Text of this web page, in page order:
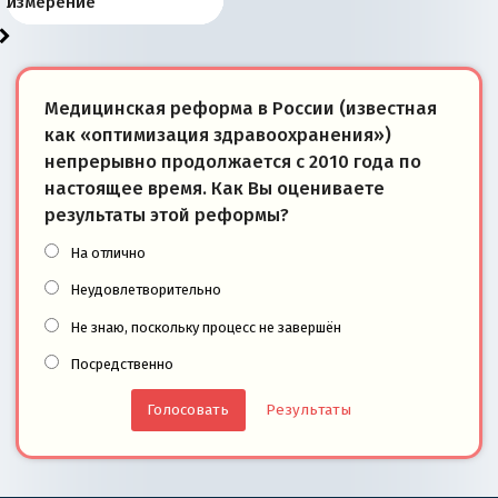
Медицинская реформа в России (известная
как «оптимизация здравоохранения»)
непрерывно продолжается с 2010 года по
настоящее время. Как Вы оцениваете
результаты этой реформы?
На отлично
Неудовлетворительно
Не знаю, поскольку процесс не завершён
Посредственно
Результаты